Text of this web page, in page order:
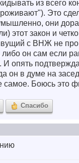
из всего
Это
они
этот закон и
с ВНЖ не
либо он сам если
И опять
он в думе на
самое. Боюсь это
Спасибо